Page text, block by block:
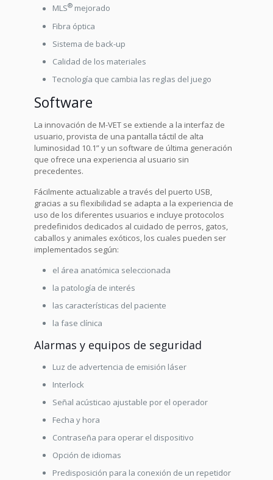
MLS® mejorado
Fibra óptica
Sistema de back-up
Calidad de los materiales
Tecnología que cambia las reglas del juego
Software
La innovación de M-VET se extiende a la interfaz de
usuario, provista de una pantalla táctil de alta
luminosidad 10.1” y un software de última generación
que ofrece una experiencia al usuario sin
precedentes.
Fácilmente actualizable a través del puerto USB,
gracias a su flexibilidad se adapta a la experiencia de
uso de los diferentes usuarios e incluye protocolos
predefinidos dedicados al cuidado de perros, gatos,
caballos y animales exóticos, los cuales pueden ser
implementados según:
el área anatómica seleccionada
la patología de interés
las características del paciente
la fase clínica
Alarmas y equipos de seguridad
Luz de advertencia de emisión láser
Interlock
Señal acústicao ajustable por el operador
Fecha y hora
Contraseña para operar el dispositivo
Opción de idiomas
Predisposición para la conexión de un repetidor